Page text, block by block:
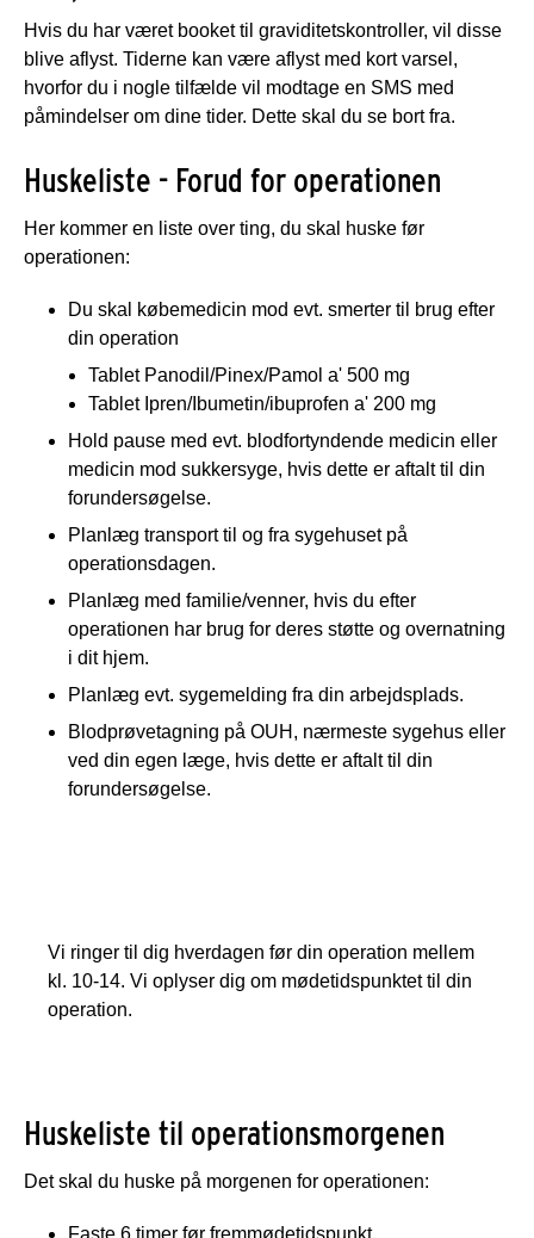
Hvis du har været booket til graviditetskontroller, vil disse
blive aflyst. Tiderne kan være aflyst med kort varsel,
hvorfor du i nogle tilfælde vil modtage en SMS med
påmindelser om dine tider. Dette skal du se bort fra.
Huskeliste - Forud for operationen
Her kommer en liste over ting, du skal huske før
operationen:
Du skal købemedicin mod evt. smerter til brug efter
din operation
Tablet Panodil/Pinex/Pamol a' 500 mg
Tablet Ipren/Ibumetin/ibuprofen a' 200 mg
Hold pause med evt. blodfortyndende medicin eller
medicin mod sukkersyge, hvis dette er aftalt til din
forundersøgelse.
Planlæg transport til og fra sygehuset på
operationsdagen.
Planlæg med familie/venner, hvis du efter
operationen har brug for deres støtte og overnatning
i dit hjem.
Planlæg evt. sygemelding fra din arbejdsplads.
Blodprøvetagning på OUH, nærmeste sygehus eller
ved din egen læge, hvis dette er aftalt til din
forundersøgelse.
Vi ringer til dig hverdagen før din operation mellem
kl. 10-14. Vi oplyser dig om mødetidspunktet til din
operation.
Huskeliste til operationsmorgenen
Det skal du huske på morgenen for operationen: